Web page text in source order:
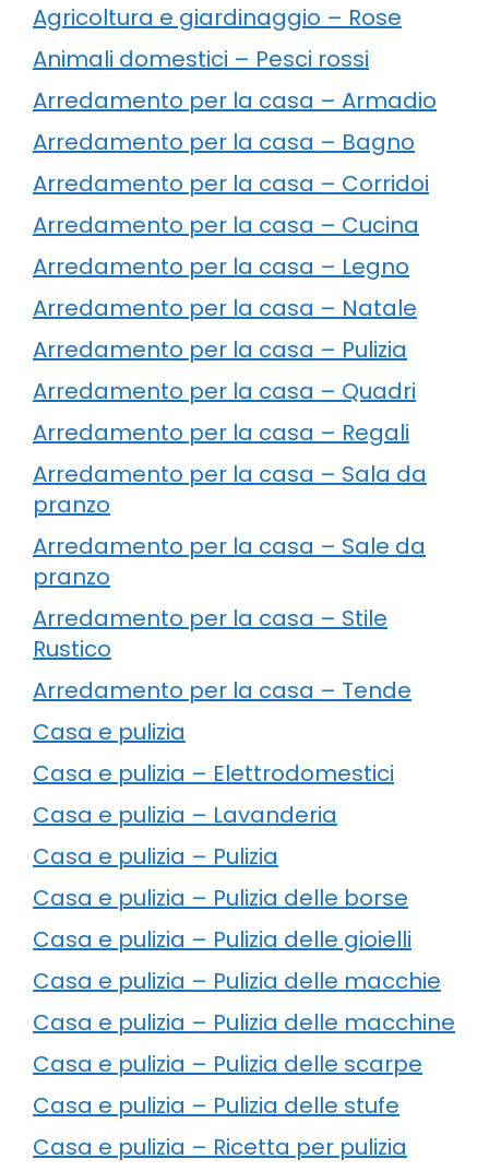
Agricoltura e giardinaggio – Rose
Animali domestici – Pesci rossi
Arredamento per la casa – Armadio
Arredamento per la casa – Bagno
Arredamento per la casa – Corridoi
Arredamento per la casa – Cucina
Arredamento per la casa – Legno
Arredamento per la casa – Natale
Arredamento per la casa – Pulizia
Arredamento per la casa – Quadri
Arredamento per la casa – Regali
Arredamento per la casa – Sala da
pranzo
Arredamento per la casa – Sale da
pranzo
Arredamento per la casa – Stile
Rustico
Arredamento per la casa – Tende
Casa e pulizia
Casa e pulizia – Elettrodomestici
Casa e pulizia – Lavanderia
Casa e pulizia – Pulizia
Casa e pulizia – Pulizia delle borse
Casa e pulizia – Pulizia delle gioielli
Casa e pulizia – Pulizia delle macchie
Casa e pulizia – Pulizia delle macchine
Casa e pulizia – Pulizia delle scarpe
Casa e pulizia – Pulizia delle stufe
Casa e pulizia – Ricetta per pulizia